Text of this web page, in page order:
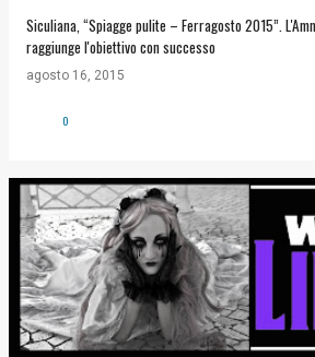
Siculiana, “Spiagge pulite – Ferragosto 2015”.
raggiunge l'obiettivo con successo
agosto 16, 2015
0